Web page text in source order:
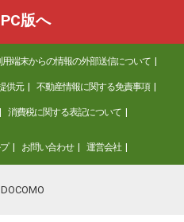
PC版へ
用端末からの情報の外部送信について
供元 不動産情報に関する免責事項
消費税に関する表記について
お問い合わせ 運営会社